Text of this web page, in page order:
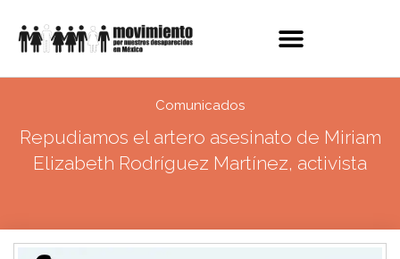
Comunicados
Repudiamos el artero asesinato de Miriam
Elizabeth Rodríguez Martínez, activista